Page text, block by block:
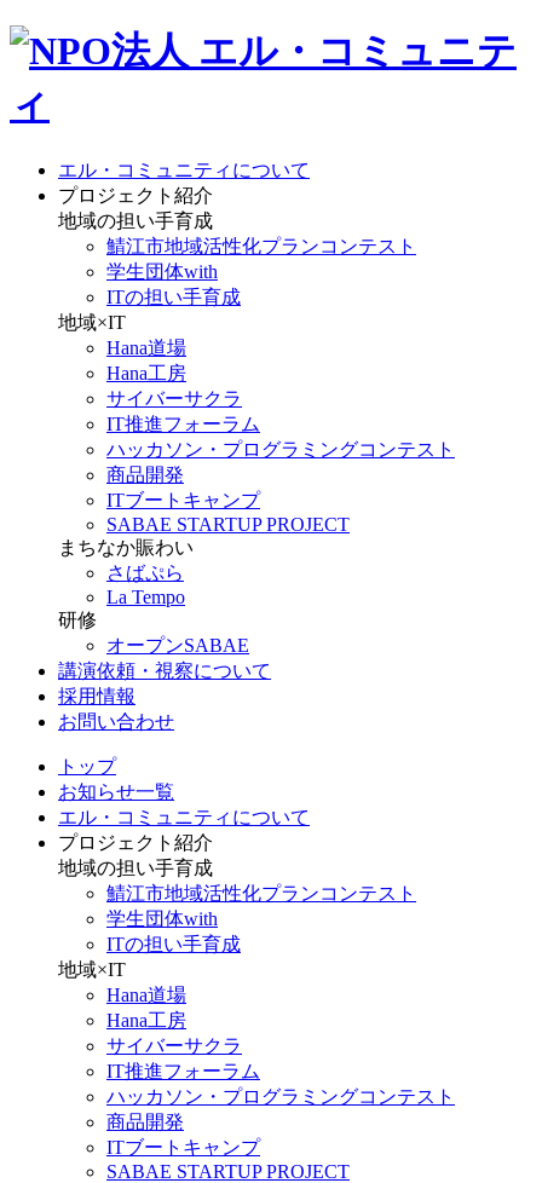
エル・コミュニティについて
プロジェクト紹介
地域の担い手育成
鯖江市地域活性化プランコンテスト
学生団体with
ITの担い手育成
地域×IT
Hana道場
Hana工房
サイバーサクラ
IT推進フォーラム
ハッカソン・プログラミングコンテスト
商品開発
ITブートキャンプ
SABAE STARTUP PROJECT
まちなか賑わい
さばぷら
La Tempo
研修
オープンSABAE
講演依頼・視察について
採用情報
お問い合わせ
トップ
お知らせ一覧
エル・コミュニティについて
プロジェクト紹介
地域の担い手育成
鯖江市地域活性化プランコンテスト
学生団体with
ITの担い手育成
地域×IT
Hana道場
Hana工房
サイバーサクラ
IT推進フォーラム
ハッカソン・プログラミングコンテスト
商品開発
ITブートキャンプ
SABAE STARTUP PROJECT